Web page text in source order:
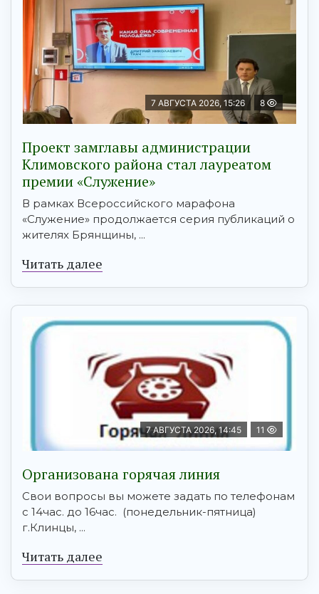
7 АВГУСТА 2026, 15:26 8
Проект замглавы администрации
Климовского района стал лауреатом
премии «Служение»
В рамках Всероссийского марафона
«Служение» продолжается серия публикаций о
жителях Брянщины, ...
Читать далее
7 АВГУСТА 2026, 14:45 11
Организована горячая линия
Свои вопросы вы можете задать по телефонам
с 14час. до 16час. (понедельник-пятница)
г.Клинцы, ...
Читать далее